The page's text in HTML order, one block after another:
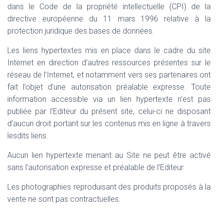
dans le Code de la propriété intellectuelle (CPI) de la
directive européenne du 11 mars 1996 relative à la
protection juridique des bases de données.
Les liens hypertextes mis en place dans le cadre du site
Internet en direction d’autres ressources présentes sur le
réseau de l’Internet, et notamment vers ses partenaires ont
fait l’objet d’une autorisation préalable expresse. Toute
information accessible via un lien hypertexte n’est pas
publiée par l’Editeur du présent site, celui-ci ne disposant
d’aucun droit portant sur les contenus mis en ligne à travers
lesdits liens.
Aucun lien hypertexte menant au Site ne peut être activé
sans l’autorisation expresse et préalable de l’Editeur.
Les photographies reproduisant des produits proposés à la
vente ne sont pas contractuelles.